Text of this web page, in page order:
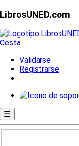
LibrosUNED.com
Cesta
Validarse
Registrarse
☰